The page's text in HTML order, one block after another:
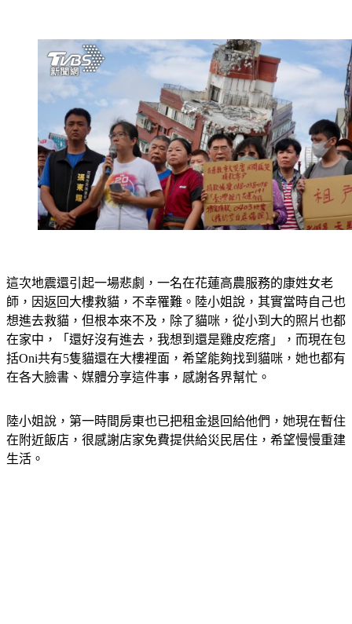
這次地震還引起一場悲劇，一名在花蓮高農服務的康姓女老
師，因返回大樓救貓，不幸罹難。陸小姐說，其實當時自己也
想進去救貓，但根本來不及，除了貓咪，從小到大的照片也都
在家中，「還好沒有進去，我想到還是雞皮疙瘩」，而現在包
括Oni共有5隻貓還在大樓裡面，希望能夠找到貓咪，她也都有
在各大臉書、媒體分享這件事，感謝各界幫忙。
陸小姐說，第一時間房東也已把租金退回給他們，她現在暫住
在附近飯店，很感謝店家免費提供給災民居住，希望慢慢重建
生活。